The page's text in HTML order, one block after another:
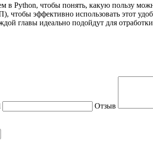
в Python, чтобы понять, какую пользу
чтобы эффективно использовать этот
главы идеально подойдут для
Отзыв